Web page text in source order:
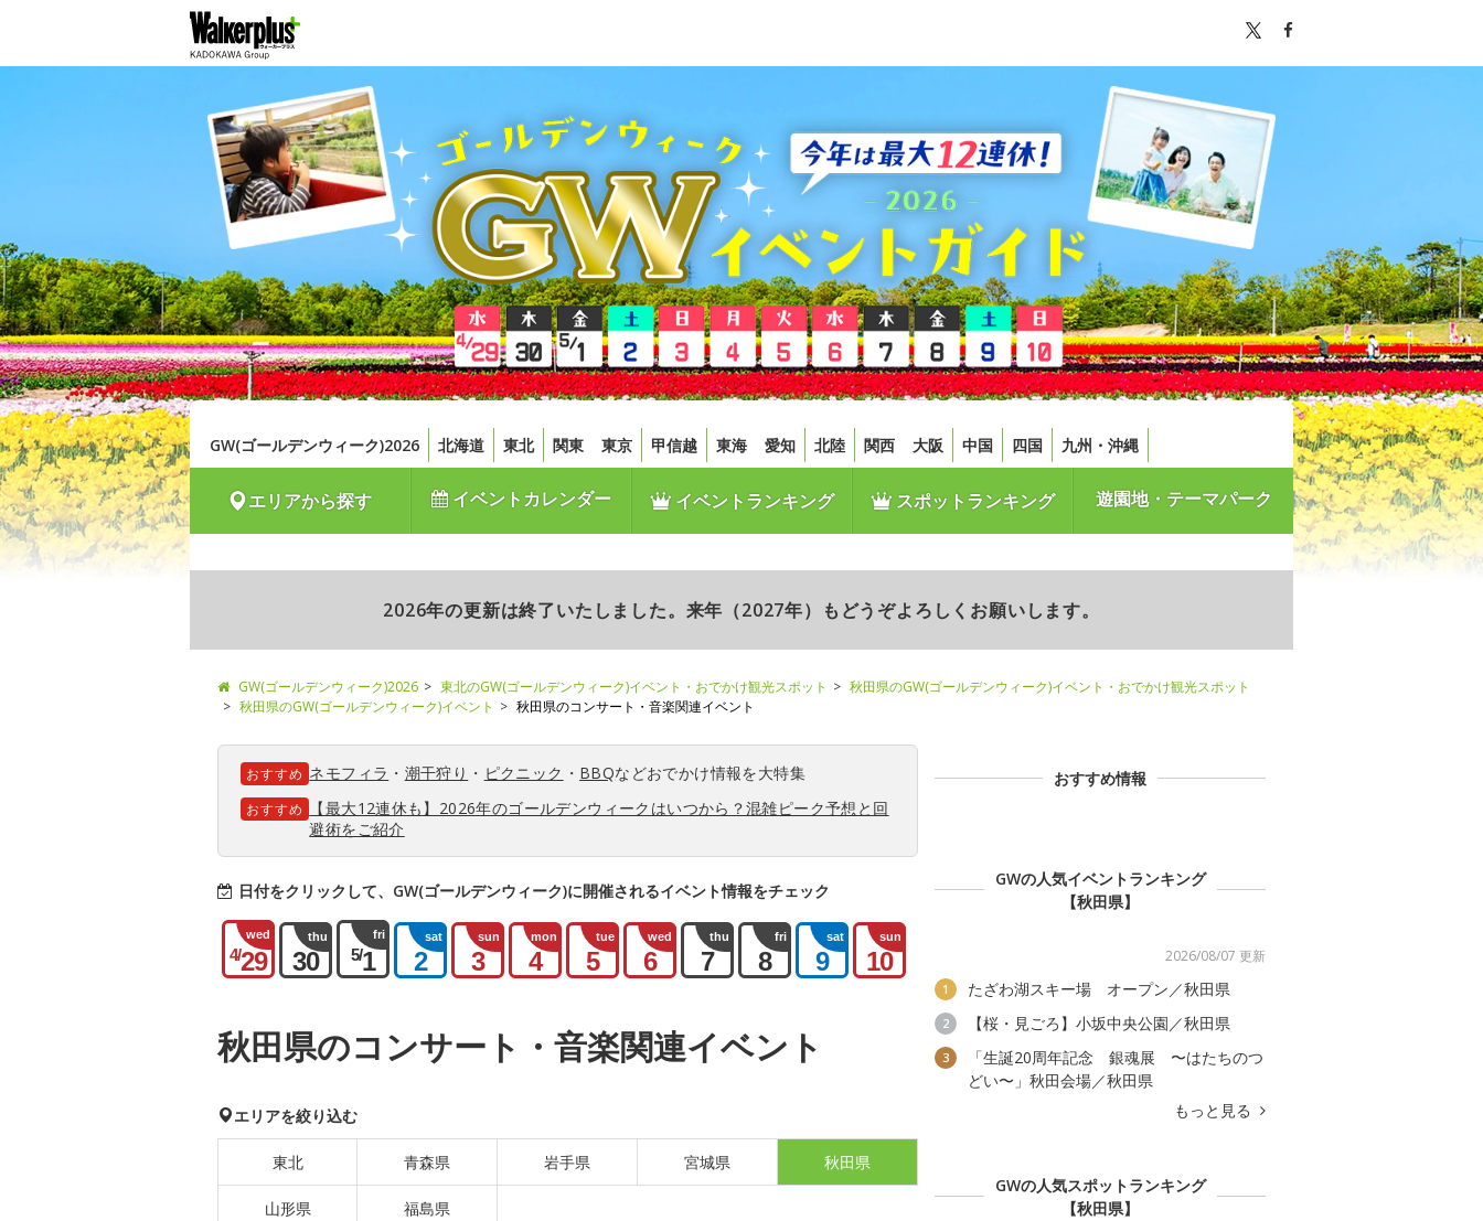
GW(ゴールデンウィーク)2026 北海道 東北 関東 東京 甲信越 東海 愛知 北陸 関西 大阪 中国 四国 九州・沖縄
エリアから探す イベントカレンダー イベントランキング スポットランキング 遊園地・テーマパーク
2026年の更新は終了いたしました。来年（2027年）もどうぞよろしくお願いします。
GW(ゴールデンウィーク)2026 東北のGW(ゴールデンウィーク)イベント・おでかけ観光スポット
秋田県のGW(ゴールデンウィーク)イベント・おでかけ観光スポット
秋田県のGW(ゴールデンウィーク)イベント
秋田県のコンサート・音楽関連イベント
おすすめ ネモフィラ ・ 潮干狩り ・ ピクニック ・ BBQなどおでかけ情報を大特集
おすすめ
【最大12連休も】2026年のゴールデンウィークはいつから？混雑ピーク予想と回
避術をご紹介
日付をクリックして、GW(ゴールデンウィーク)に開催されるイベント情報をチェック
wed
4/29
thu
30
fri
5/1
sat
2
sun
3
mon
4
tue
5
wed
6
thu
7
fri
8
sat
9
sun
10
秋田県のコンサート・音楽関連イベント
エリアを絞り込む
東北 青森県 岩手県 宮城県 秋田県
山形県 福島県
おすすめ情報
GWの人気イベントランキング
【秋田県】
2026/08/07 更新
1 たざわ湖スキー場 オープン／秋田県
2 【桜・見ごろ】小坂中央公園／秋田県
3
「生誕20周年記念 銀魂展 〜はたちのつ
どい〜」秋田会場／秋田県
もっと見る
GWの人気スポットランキング
【秋田県】